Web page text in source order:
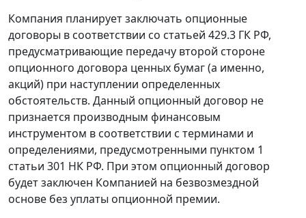
Компания планирует заключать опционные
договоры в соответствии со статьей 429.3 ГК РФ,
предусматривающие передачу второй стороне
опционного договора ценных бумаг (а именно,
акций) при наступлении определенных
обстоятельств. Данный опционный договор не
признается производным финансовым
инструментом в соответствии с терминами и
определениями, предусмотренными пунктом 1
статьи 301 НК РФ. При этом опционный договор
будет заключен Компанией на безвозмездной
основе без уплаты опционной премии.